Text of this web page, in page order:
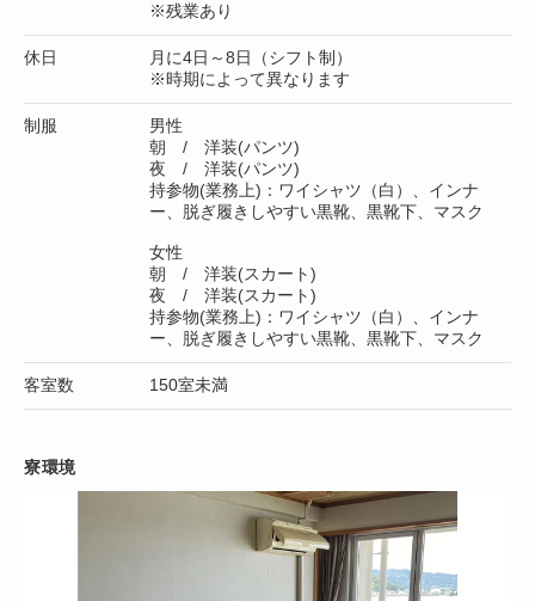
※残業あり
休日
月に4日～8日（シフト制）
※時期によって異なります
制服
男性
朝 / 洋装(パンツ)
夜 / 洋装(パンツ)
持参物(業務上)：ワイシャツ（白）、インナ
ー、脱ぎ履きしやすい黒靴、黒靴下、マスク
女性
朝 / 洋装(スカート)
夜 / 洋装(スカート)
持参物(業務上)：ワイシャツ（白）、インナ
ー、脱ぎ履きしやすい黒靴、黒靴下、マスク
客室数 150室未満
寮環境